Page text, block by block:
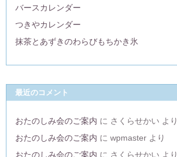
バースカレンダー
つきやカレンダー
抹茶とあずきのわらびもちかき氷
最近のコメント
おたのしみ会のご案内 に さくらせかい より
おたのしみ会のご案内 に wpmaster より
おたのしみ会のご案内 に さくらせかい より